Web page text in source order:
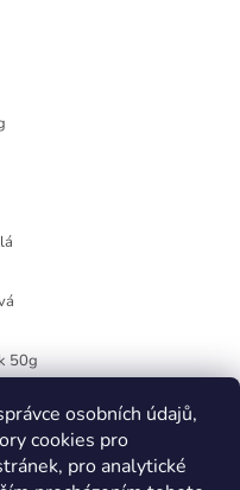
osobních údajů,
cookies pro
pro analytické
50g
RED
3